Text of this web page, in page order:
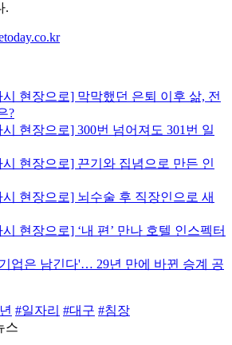
.
현장으로] 막막했던 은퇴 이후 삶, 전
?
현장으로] 300번 넘어져도 301번 일
현장으로] 끈기와 집념으로 만든 인
현장으로] 뇌수술 후 직장인으로 새
현장으로] ‘내 편’ 만나 호텔 인스펙터
업은 남긴다'… 29년 만에 바뀐 승계 공
#일자리 #대구 #침장
스